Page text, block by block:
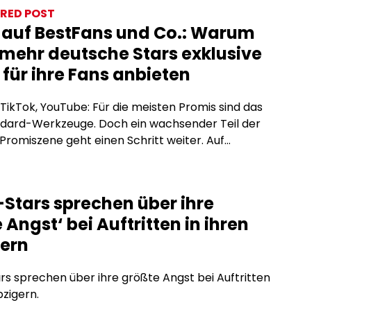
POST
BestFans und Co.: Warum
deutsche Stars exklusive
ihre Fans anbieten
YouTube: Für die meisten Promis sind das
Werkzeuge. Doch ein wachsender Teil der
geht einen Schritt weiter. Auf
ohne Reichweitenbeschränkungen und ohne
die den Inhalt einschränken. Was steckt
und warum […]
sprechen über ihre
Angst‘ bei Auftritten in ihren
sprechen über ihre größte Angst bei Auftritten